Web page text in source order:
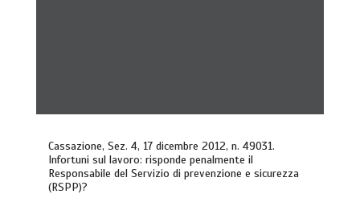
Cassazione, Sez. 4, 17 dicembre 2012, n. 49031.
Infortuni sul lavoro: risponde penalmente il
Responsabile del Servizio di prevenzione e sicurezza
(RSPP)?